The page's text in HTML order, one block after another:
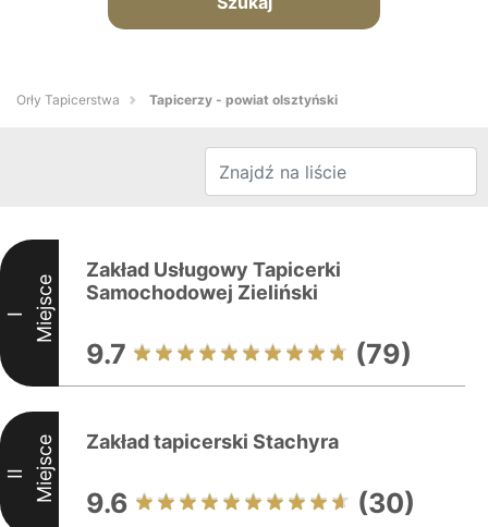
Orły Tapicerstwa Tapicerzy - powiat olsztyński
I Miejsce
Zakład Usługowy Tapicerki
Samochodowej Zieliński
9.7 (79)
II Miejsce Zakład tapicerski Stachyra
9.6 (30)